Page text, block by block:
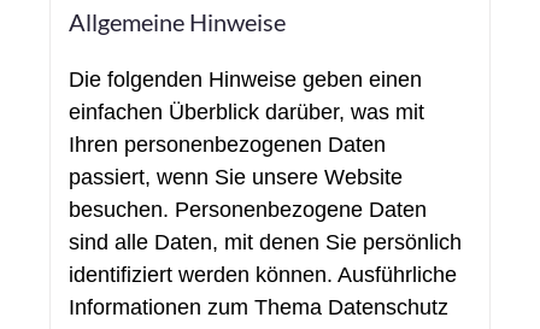
Allgemeine Hinweise
Die folgenden Hinweise geben einen
einfachen Überblick darüber, was mit
Ihren personenbezogenen Daten
passiert, wenn Sie unsere Website
besuchen. Personenbezogene Daten
sind alle Daten, mit denen Sie persönlich
identifiziert werden können. Ausführliche
Informationen zum Thema Datenschutz